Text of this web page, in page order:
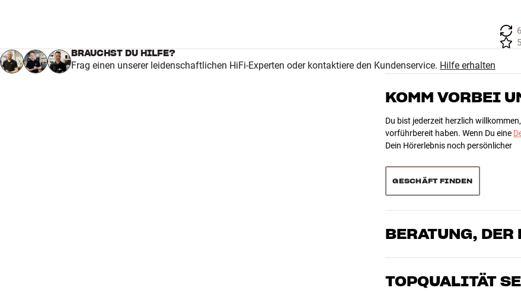
BRAUCHST DU HILFE?
Frag einen unserer leidenschaftlichen HiFi-Experten oder kontaktiere den Kundenservice. Hilfe erhalten
KOMM VORBEI
Du bist jederzeit herzlich
vorführbereit haben. Wenn Du eine
Dein Hörerlebnis noch persönlicher
GESCHÄFT FINDEN
BERATUNG,
Unsere Mitarbeiter sind echte
gemeinsam die Lösung, die zu
TOPQUALITÄT